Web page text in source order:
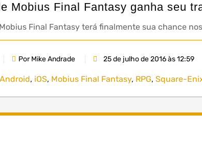
Mobius Final Fantasy ganha seu
Final Fantasy terá finalmente sua chance
Por Mike Andrade 25 de julho de 2016 às 12:59
Android, iOS, Mobius Final Fantasy, RPG, Square-